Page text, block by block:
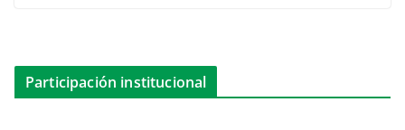
Participación institucional